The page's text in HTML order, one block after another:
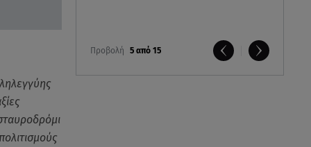
Προβολή 5 από 15